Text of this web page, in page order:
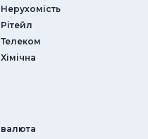
Нерухомість
Рітейл
Телеком
Хімічна
валюта